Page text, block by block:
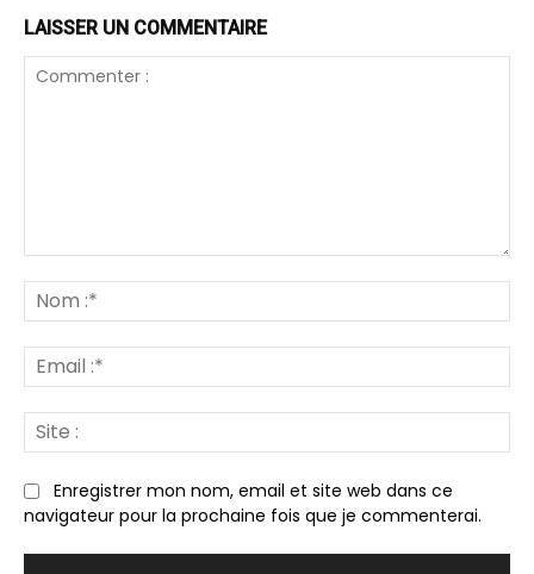
LAISSER UN COMMENTAIRE
:*
:*
:
Enregistrer mon nom, email et site web dans ce
navigateur pour la prochaine fois que je commenterai.